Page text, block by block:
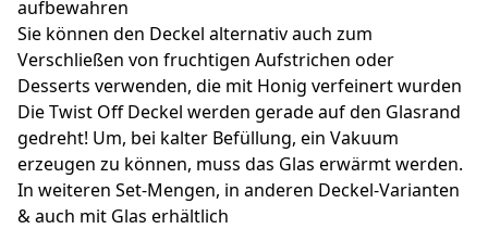
aufbewahren
Sie können den Deckel alternativ auch zum
Verschließen von fruchtigen Aufstrichen oder
Desserts verwenden, die mit Honig verfeinert wurden
Die Twist Off Deckel werden gerade auf den Glasrand
gedreht! Um, bei kalter Befüllung, ein Vakuum
erzeugen zu können, muss das Glas erwärmt werden.
In weiteren Set-Mengen, in anderen Deckel-Varianten
& auch mit Glas erhältlich